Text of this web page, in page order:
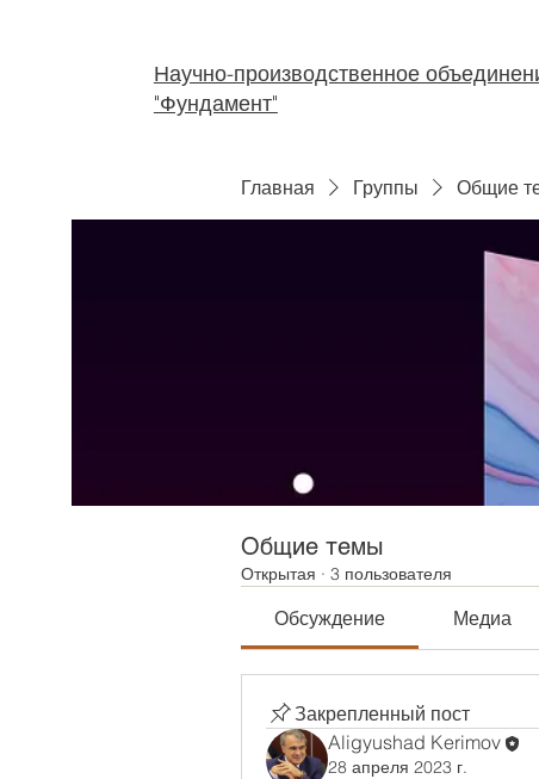
Научно-производственное
"Фундамент"
Главная Группы Общие
Общие темы
Открытая · 3 пользователя
Обсуждение Медиа
Закрепленный пост
Aligyushad Kerimov
28 апреля 2023 г.